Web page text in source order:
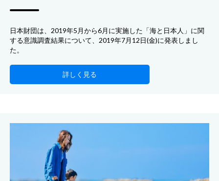
日本財団は、2019年5月から6月に実施した「海と日本人」に関
する意識調査結果について、2019年7月12日(金)に発表しまし
た。
詳しく見る